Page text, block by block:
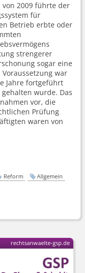
2009 führte der
für
Betrieb erbte oder
strengerer
sogar eine
war
Jahre fortgeführt
wurde. Das
vor, die
Prüfung
waren von
Reform
Allgemein
rechtsanwaelte-gsp.de